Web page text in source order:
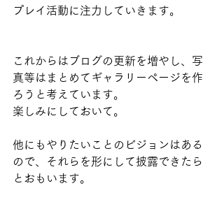
プレイ活動に注力していきます。
これからはブログの更新を増やし、写
真等はまとめてギャラリーページを作
ろうと考えています。
楽しみにしておいて。
他にもやりたいことのビジョンはある
ので、それらを形にして披露できたら
とおもいます。